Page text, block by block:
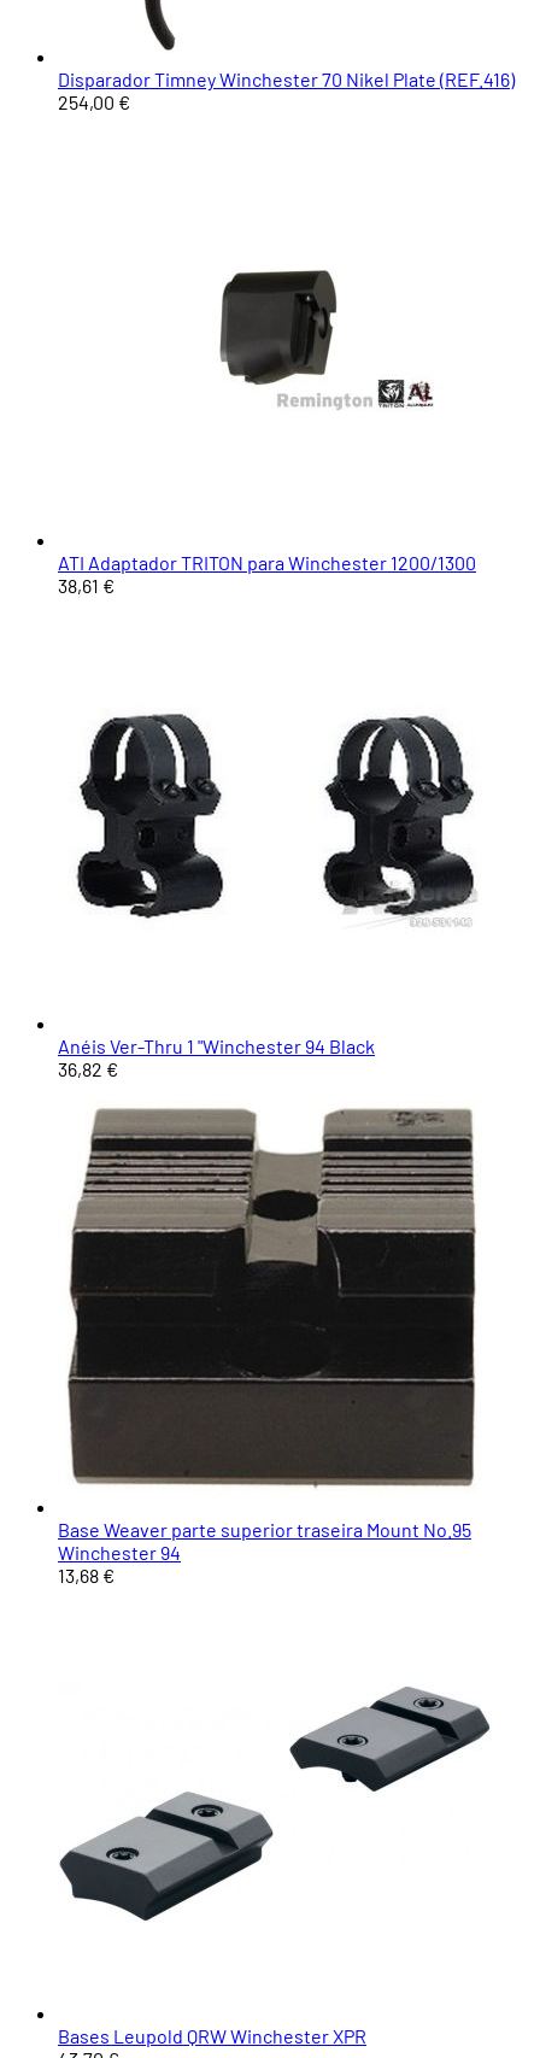
Disparador Timney Winchester 70 Nikel Plate (REF.416)
254,00 €
ATI Adaptador TRITON para Winchester 1200/1300
38,61 €
Anéis Ver-Thru 1 "Winchester 94 Black
36,82 €
Base Weaver parte superior traseira Mount No.95
Winchester 94
13,68 €
Bases Leupold QRW Winchester XPR